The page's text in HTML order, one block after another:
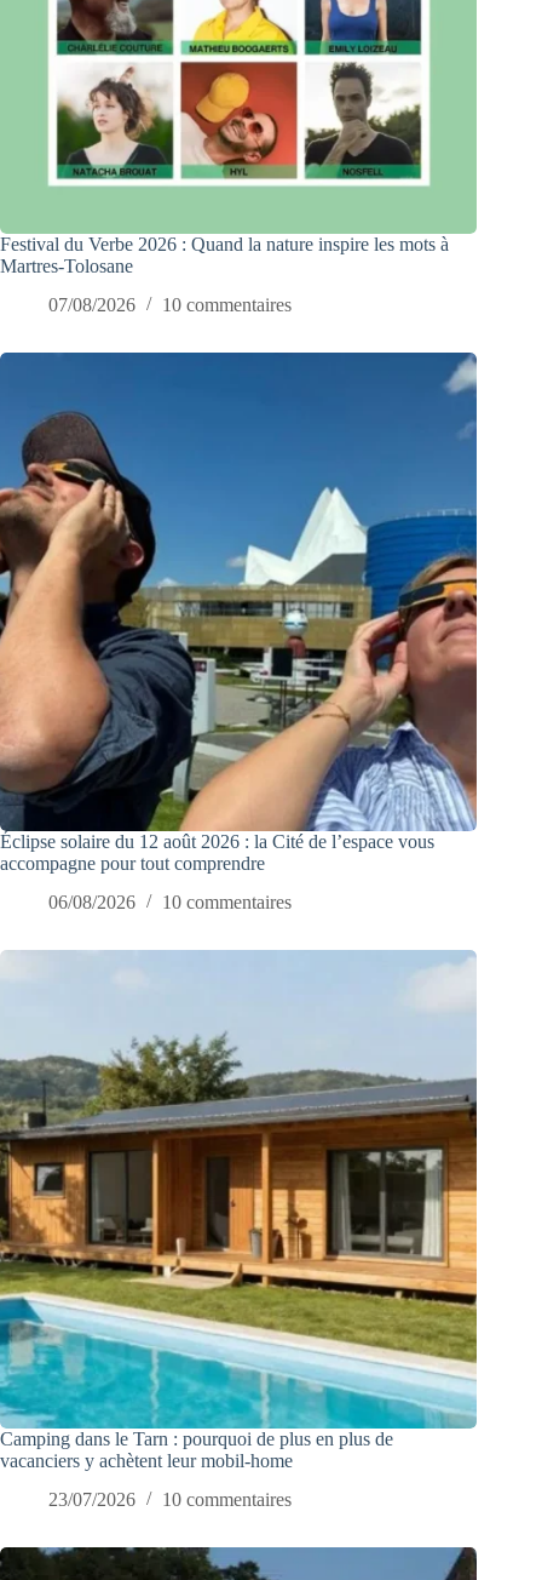
Festival du Verbe 2026 : Quand la nature inspire les mots à
Martres-Tolosane
07/08/2026
10 commentaires
Éclipse solaire du 12 août 2026 : la Cité de l’espace vous
accompagne pour tout comprendre
06/08/2026
10 commentaires
Camping dans le Tarn : pourquoi de plus en plus de
vacanciers y achètent leur mobil-home
23/07/2026
10 commentaires